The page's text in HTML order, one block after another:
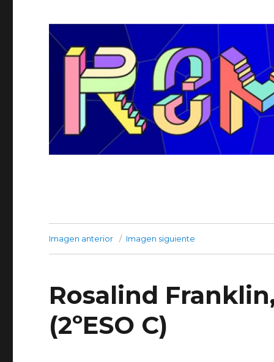
Imagen anterior Imagen siguiente
Rosalind
(2ºESO C)